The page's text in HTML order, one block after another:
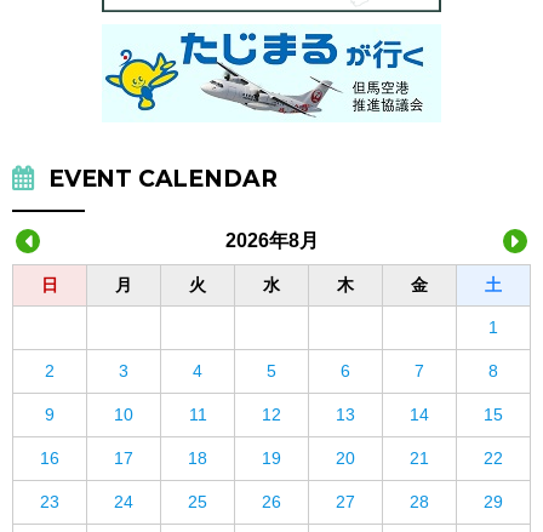
EVENT CALENDAR
2026年8月
日 月 火 水 木 金 土
1
2 3 4 5 6 7 8
9 10 11 12 13 14 15
16 17 18 19 20 21 22
23 24 25 26 27 28 29